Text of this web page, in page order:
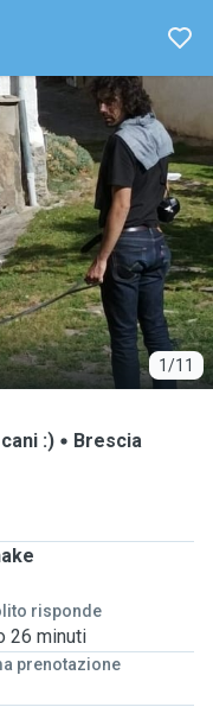
1/11
:)
Brescia
risponde
26 minuti
prenotazione